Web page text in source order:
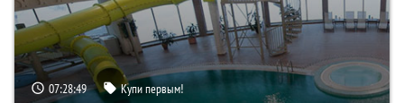
07:28:48 Купи первым!